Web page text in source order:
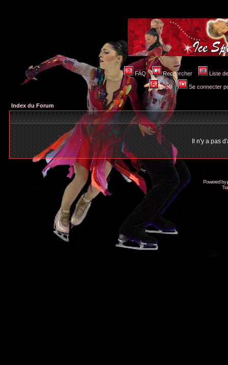
FAQ Rechercher Liste
Profil Se connecter
Index du Forum
Il n'y a pas
Powered by